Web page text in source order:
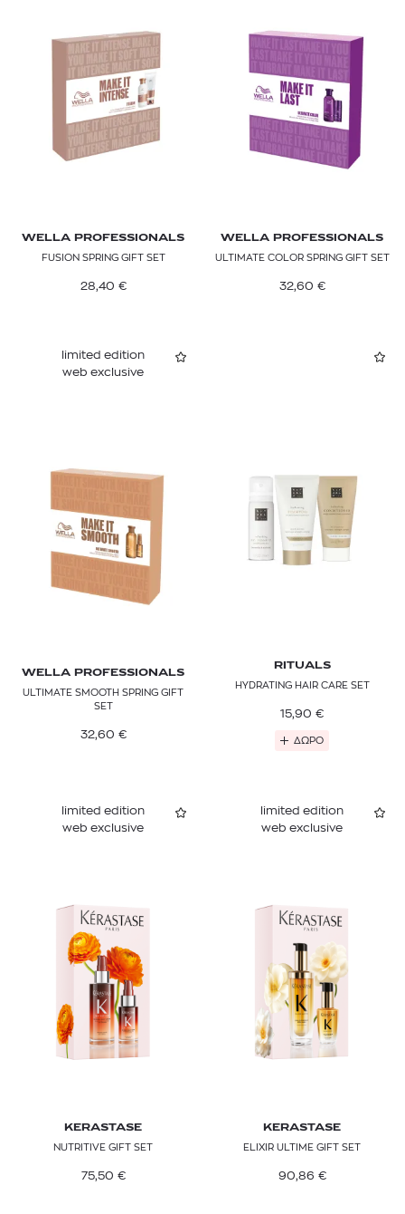
WELLA PROFESSIONALS
FUSION SPRING GIFT SET
28,40 €
WELLA PROFESSIONALS
ULTIMATE COLOR SPRING GIFT SET
32,60 €
limited edition
web exclusive
WELLA PROFESSIONALS
ULTIMATE SMOOTH SPRING GIFT
SET
32,60 €
RITUALS
HYDRATING HAIR CARE SET
15,90 €
ΔΩΡΟ
limited edition
web exclusive
KERASTASE
NUTRITIVE GIFT SET
75,50 €
limited edition
web exclusive
KERASTASE
ELIXIR ULTIME GIFT SET
90,86 €